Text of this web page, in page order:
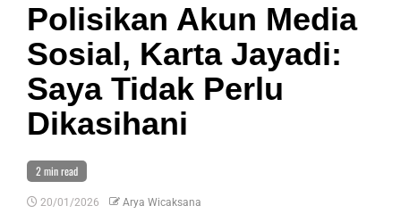
Polisikan Akun Media
Sosial, Karta Jayadi:
Saya Tidak Perlu
Dikasihani
2 min read
20/01/2026 Arya Wicaksana